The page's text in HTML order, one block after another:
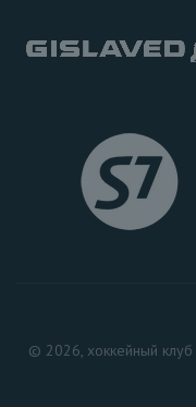
© 2026, хоккейный